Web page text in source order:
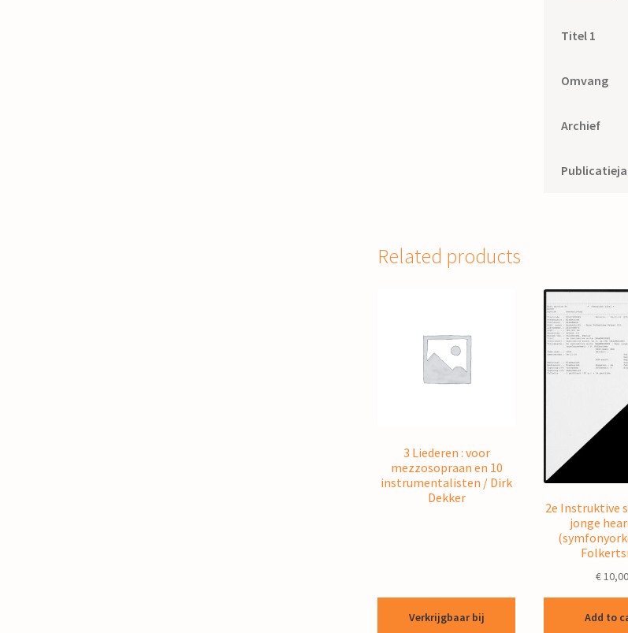
Titel 1
Omvang
Archief
Related products
3 Liederen : voor
mezzosopraan en 10
instrumentalisten / Dirk
Dekker
Verkrijgbaar bij
2e Instruktive
jonge
€10,00
Add to